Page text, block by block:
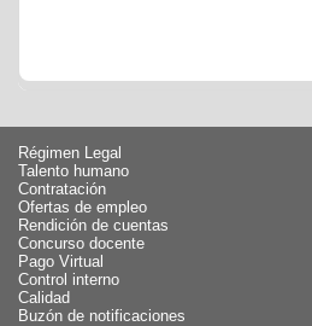
Régimen Legal
Talento humano
Contratación
Ofertas de empleo
Rendición de cuentas
Concurso docente
Pago Virtual
Control interno
Calidad
Buzón de notificaciones